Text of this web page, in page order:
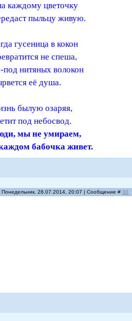
каждому цветочку
пыльцу живую.
гусеница в кокон
не спеша,
под нитяных волокон
её душа.
былую озаряя,
под небосвод.
мы не умираем,
бабочка живет.
Понедельник, 28.07.2014, 20:07 | Сообщение #30